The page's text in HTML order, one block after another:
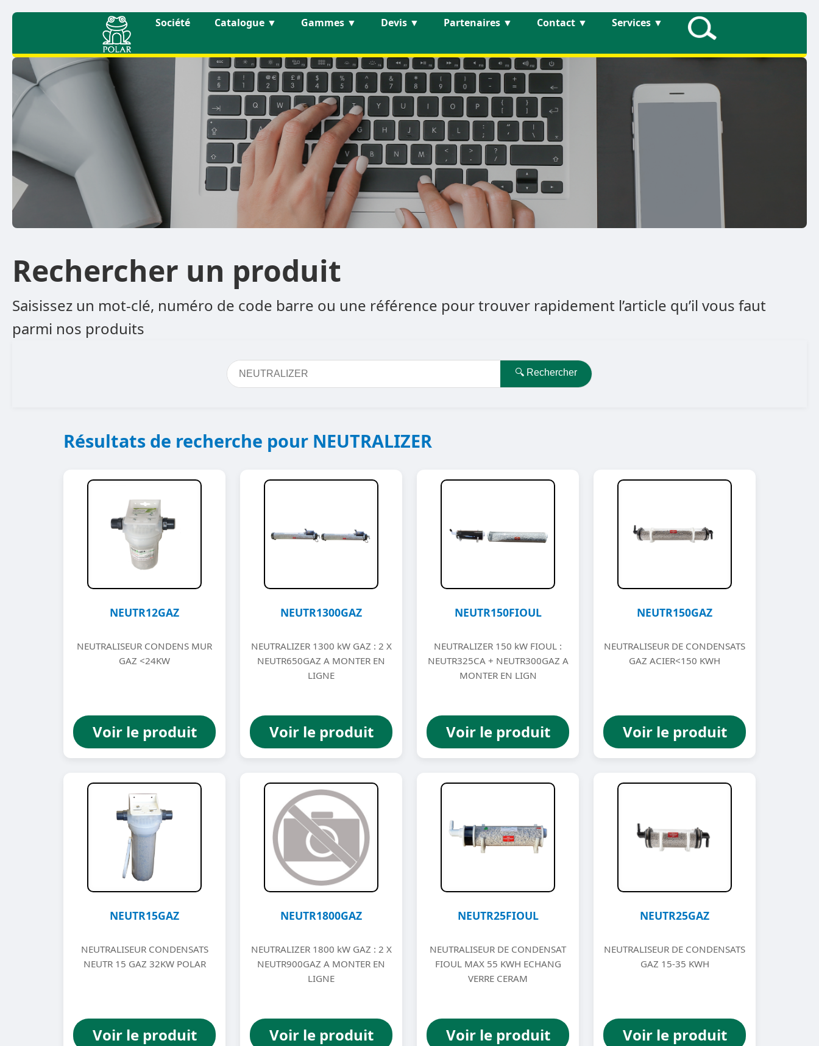
Société Catalogue ▼ Gammes ▼ Devis ▼ Partenaires ▼ Contact ▼ Services ▼
Rechercher un produit
Saisissez un mot-clé, numéro de code barre ou une référence pour trouver rapidement l’article qu’il vous faut
parmi nos produits
🔍 Rechercher
Résultats de recherche pour NEUTRALIZER
NEUTR12GAZ
NEUTRALISEUR CONDENS MUR
GAZ <24KW
Voir le produit
NEUTR1300GAZ
NEUTRALIZER 1300 kW GAZ : 2 X
NEUTR650GAZ A MONTER EN
LIGNE
Voir le produit
NEUTR150FIOUL
NEUTRALIZER 150 kW FIOUL :
NEUTR325CA + NEUTR300GAZ A
MONTER EN LIGN
Voir le produit
NEUTR150GAZ
NEUTRALISEUR DE CONDENSATS
GAZ ACIER<150 KWH
Voir le produit
NEUTR15GAZ
NEUTRALISEUR CONDENSATS
NEUTR 15 GAZ 32KW POLAR
Voir le produit
NEUTR1800GAZ
NEUTRALIZER 1800 kW GAZ : 2 X
NEUTR900GAZ A MONTER EN
LIGNE
Voir le produit
NEUTR25FIOUL
NEUTRALISEUR DE CONDENSAT
FIOUL MAX 55 KWH ECHANG
VERRE CERAM
Voir le produit
NEUTR25GAZ
NEUTRALISEUR DE CONDENSATS
GAZ 15-35 KWH
Voir le produit